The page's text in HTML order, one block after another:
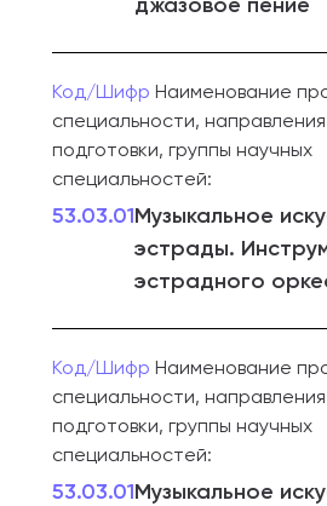
Код/Шифр Наименование
специальности, направления
подготовки, группы научных
специальностей:
53.03.01Музыкальное
эстрады.
эстрадного
Код/Шифр Наименование
специальности, направления
подготовки, группы научных
специальностей:
53.03.01Музыкальное